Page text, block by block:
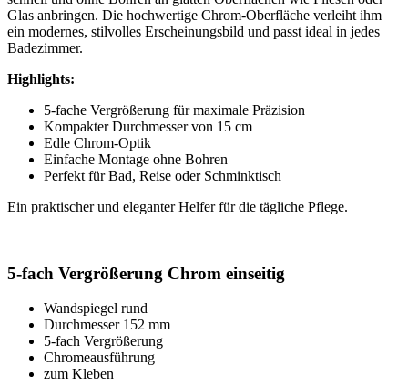
Glas anbringen. Die hochwertige Chrom-Oberfläche verleiht ihm
ein modernes, stilvolles Erscheinungsbild und passt ideal in jedes
Badezimmer.
Highlights:
5-fache Vergrößerung für maximale Präzision
Kompakter Durchmesser von 15 cm
Edle Chrom-Optik
Einfache Montage ohne Bohren
Perfekt für Bad, Reise oder Schminktisch
Ein praktischer und eleganter Helfer für die tägliche Pflege.
5-fach Vergrößerung Chrom einseitig
Wandspiegel rund
Durchmesser 152 mm
5-fach Vergrößerung
Chromeausführung
zum Kleben